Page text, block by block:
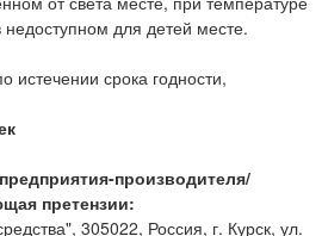
для детей месте.
истечении срока годности,
производителя/
претензии:
305022, Россия, г. Курск, ул.